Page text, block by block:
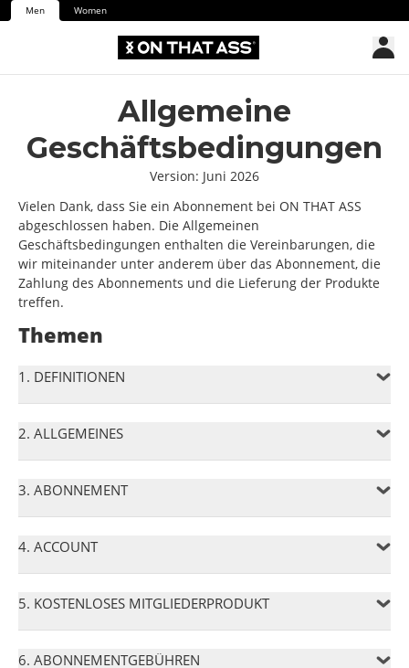
Men Women
Allgemeine
Geschäftsbedingungen
Version: Juni 2026
Vielen Dank, dass Sie ein Abonnement bei ON THAT ASS
abgeschlossen haben. Die Allgemeinen
Geschäftsbedingungen enthalten die Vereinbarungen, die
wir miteinander unter anderem über das Abonnement, die
Zahlung des Abonnements und die Lieferung der Produkte
treffen.
Themen
1. DEFINITIONEN
2. ALLGEMEINES
3. ABONNEMENT
4. ACCOUNT
5. KOSTENLOSES MITGLIEDERPRODUKT
6. ABONNEMENTGEBÜHREN